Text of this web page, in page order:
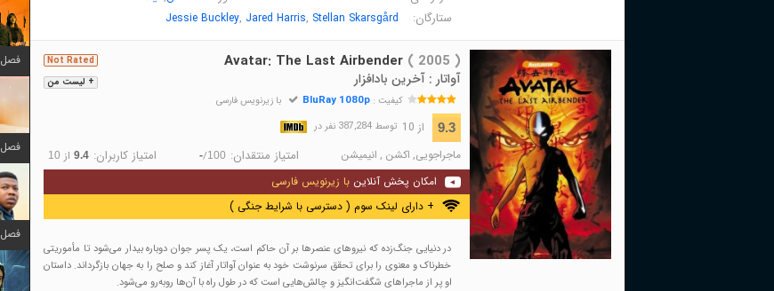
ستارگان: Jessie Buckley, Jared Harris, Stellan Skarsgård
+ لیست من
Not Rated Avatar: The Last Airbender( 2005 )
آواتار : آخرین بادافزار
کیفیت :BluRay 1080p با زیرنویس فارسی
9.3 از 10 توسط 387,284 نفر در
ماجراجویی, اکشن , انیمیشن امتیاز منتقدان: -/100 امتیاز کاربران: 9.4 از 10
امکان پخش آنلاین با زیرنویس فارسی
+ دارای لینک سوم ( دسترسی با شرایط جنگی )
در دنیایی جنگ‌زده که نیروهای عنصرها بر آن حاکم است، یک پسر جوان دوباره بیدار می‌شود تا مأموریتی
خطرناک و معنوی را برای تحقق سرنوشت خود به عنوان آواتار آغاز کند و صلح را به جهان بازگرداند. داستان
او پر از ماجراهای شگفت‌انگیز و چالش‌هایی است که در طول راه با آن‌ها روبه‌رو می‌شود.
فصل 3 قسمت 6 اضافه شد
فصل 2 قسمت 8 اضافه شد
فصل 5 قسمت 8 اضافه شد